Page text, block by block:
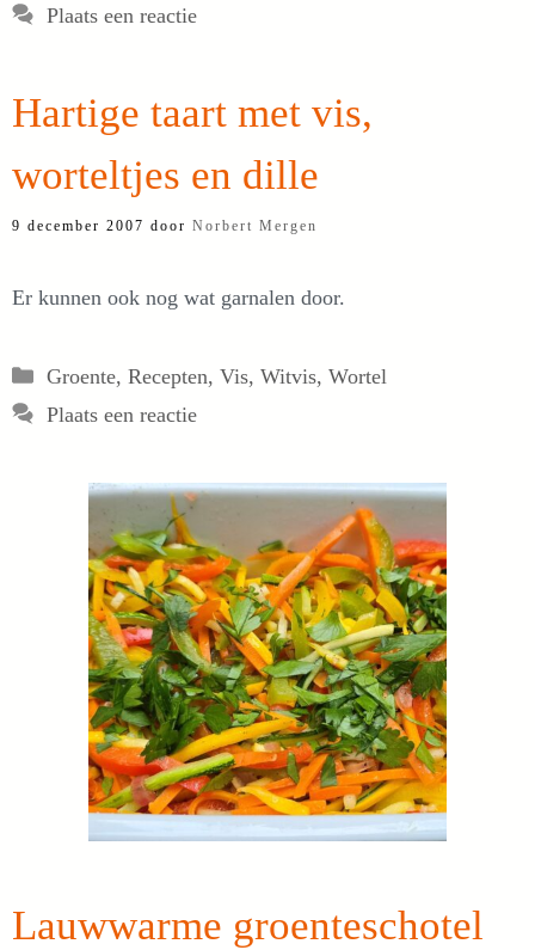
Plaats een reactie
Hartige taart met vis,
worteltjes en dille
9 december 2007 door Norbert Mergen
Er kunnen ook nog wat garnalen door.
Categorieën
Groente, Recepten, Vis, Witvis, Wortel
Plaats een reactie
Lauwwarme groenteschotel